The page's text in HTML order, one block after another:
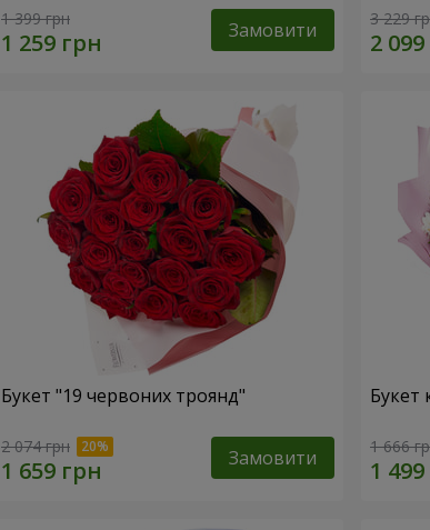
1 399 грн Замовити 3 229
Букет "19 червоних троянд"
2 074 грн Замовити
Букет
1 666